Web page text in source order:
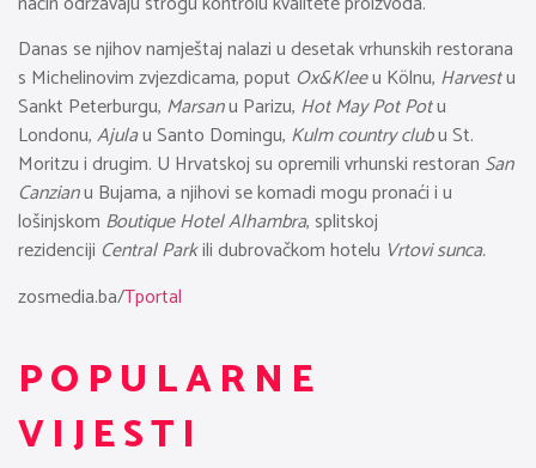
Danas se njihov namještaj nalazi u desetak vrhunskih restorana
s Michelinovim zvjezdicama, poput Ox&Kleeu Kölnu, Harvestu
Sankt Peterburgu, Marsanu Parizu, Hot May Pot Potu
Londonu,Ajulau Santo Domingu, Kulm country clubu St.
Moritzu i drugim. U Hrvatskoj su opremili vrhunski restoran San
Canzianu Bujama, a njihovi se komadi mogu pronaći i u
lošinjskom Boutique Hotel Alhambra, splitskoj
rezidenciji Central Parkili dubrovačkom hotelu Vrtovi sunca.
zosmedia.ba/Tportal
POPULARNE
VIJESTI